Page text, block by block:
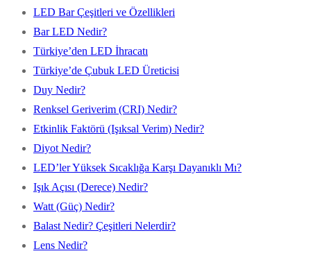
LED Bar Çeşitleri ve Özellikleri
Bar LED Nedir?
Türkiye’den LED İhracatı
Türkiye’de Çubuk LED Üreticisi
Duy Nedir?
Renksel Geriverim (CRI) Nedir?
Etkinlik Faktörü (Işıksal Verim) Nedir?
Diyot Nedir?
LED’ler Yüksek Sıcaklığa Karşı Dayanıklı Mı?
Işık Açısı (Derece) Nedir?
Watt (Güç) Nedir?
Balast Nedir? Çeşitleri Nelerdir?
Lens Nedir?